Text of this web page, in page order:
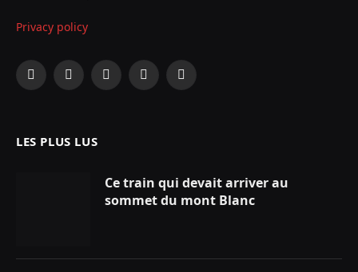
Privacy policy
Facebook
X
InstagramYouTubeLinkedIn
LES PLUS LUS
Ce train qui devait arriver au
sommet du mont Blanc